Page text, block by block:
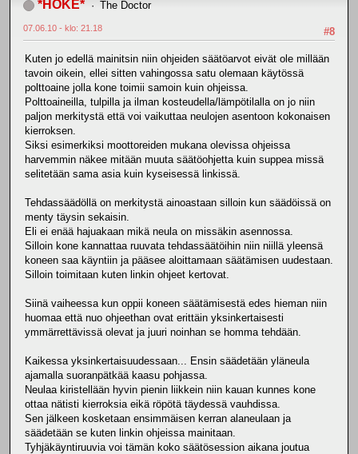
*HOKE* The Doctor
#8
07.06.10 - klo: 21.18
Kuten jo edellä mainitsin niin ohjeiden säätöarvot eivät ole millään
tavoin oikein, ellei sitten vahingossa satu olemaan käytössä
polttoaine jolla kone toimii samoin kuin ohjeissa.
Polttoaineilla, tulpilla ja ilman kosteudella/lämpötilalla on jo niin
paljon merkitystä että voi vaikuttaa neulojen asentoon kokonaisen
kierroksen.
Siksi esimerkiksi moottoreiden mukana olevissa ohjeissa
harvemmin näkee mitään muuta säätöohjetta kuin suppea missä
selitetään sama asia kuin kyseisessä linkissä.
Tehdassäädöllä on merkitystä ainoastaan silloin kun säädöissä on
menty täysin sekaisin.
Eli ei enää hajuakaan mikä neula on missäkin asennossa.
Silloin kone kannattaa ruuvata tehdassäätöihin niin niillä yleensä
koneen saa käyntiin ja pääsee aloittamaan säätämisen uudestaan.
Silloin toimitaan kuten linkin ohjeet kertovat.
Siinä vaiheessa kun oppii koneen säätämisestä edes hieman niin
huomaa että nuo ohjeethan ovat erittäin yksinkertaisesti
ymmärrettävissä olevat ja juuri noinhan se homma tehdään.
Kaikessa yksinkertaisuudessaan... Ensin säädetään yläneula
ajamalla suoranpätkää kaasu pohjassa.
Neulaa kiristellään hyvin pienin liikkein niin kauan kunnes kone
ottaa nätisti kierroksia eikä röpötä täydessä vauhdissa.
Sen jälkeen kosketaan ensimmäisen kerran alaneulaan ja
säädetään se kuten linkin ohjeissa mainitaan.
Tyhjäkäyntiruuvia voi tämän koko säätösession aikana joutua